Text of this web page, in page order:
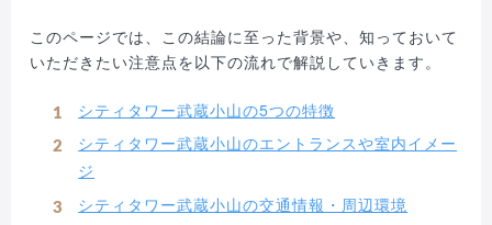
このページでは、この結論に至った背景や、知っておいて
いただきたい注意点を以下の流れで解説していきます。
シティタワー武蔵小山の5つの特徴
シティタワー武蔵小山のエントランスや室内イメー
ジ
シティタワー武蔵小山の交通情報・周辺環境